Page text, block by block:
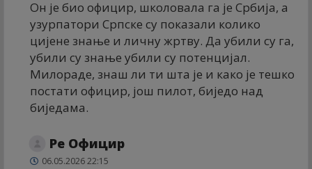
Он је био официр, школовала га је Србија, а
узурпатори Српске су показали колико
цијене знање и личну жртву. Да убили су га,
убили су знање убили су потенцијал.
Милораде, знаш ли ти шта је и како је тешко
постати официр, још пилот, биједо над
биједама.
Ре Официр
06.05.2026 22:15